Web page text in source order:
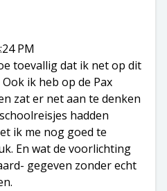
PM
toevallig dat ik net op dit
ik heb op de Pax
zat er net aan te denken
hadden
ik me nog goed te
En wat de voorlichting
gegeven zonder echt